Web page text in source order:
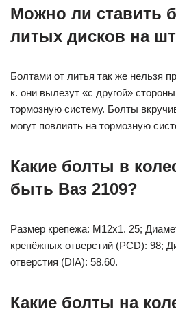
Можно ли ставить
литых дисков на
Болтами от литья так же нельзя
к. они вылезут «с другой»
тормозную систему. Болты
могут повлиять на тормозную
Какие болты в
быть Ваз 2109?
Размер крепежа: M12x1. 25;
крепёжных отверстий (PCD): 98;
отверстия (DIA): 58.60.
Какие болты на